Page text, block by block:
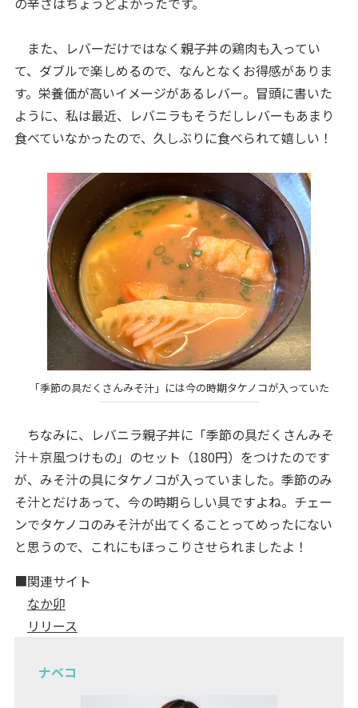
また、レバーだけではなく親子丼の鶏肉も入ってい
て、ダブルで楽しめるので、なんとなくお得感がありま
す。栄養価が高いイメージがあるレバー。冒頭に書いた
ように、私は最近、レバニラもそうだしレバーもあまり
食べていなかったので、久しぶりに食べられて嬉しい！
「季節の具だくさんみそ汁」には今の時期タケノコが入っていた
ちなみに、レバニラ親子丼に「季節の具だくさんみそ
汁＋京風つけもの」のセット（180円）をつけたのです
が、みそ汁の具にタケノコが入っていました。季節のみ
そ汁とだけあって、今の時期らしい具ですよね。チェー
ンでタケノコのみそ汁が出てくることってめったにない
と思うので、これにもほっこりさせられましたよ！
■関連サイト
なか卯
リリース
ナベコ